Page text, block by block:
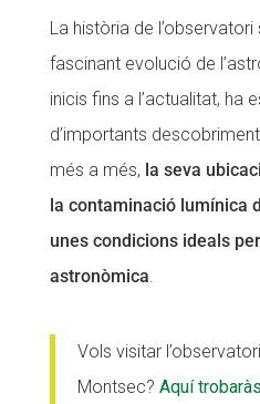
La història de l’observatori
fascinant evolució de
inicis fins a l’actualitat, ha
d’importants
més a més, la seva
la contaminació lumínica
unes condicions ideals
astronòmica.
Vols visitar
Montsec? Aquí
Diari de la Fundació
Fundesplai als mitjans
COL·LABORA
Fes un donatiu
Diari de la Fundació
Fundesplai als mitjans
COL·LABORA
Fes un donatiu